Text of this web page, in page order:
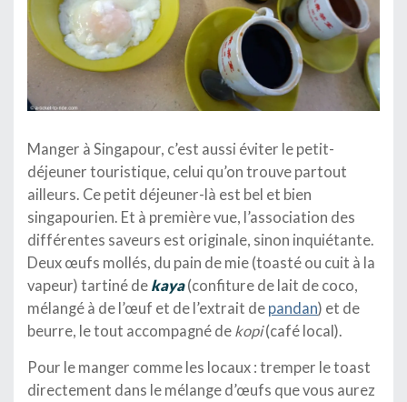
Manger à Singapour, c’est aussi éviter le petit-
déjeuner touristique, celui qu’on trouve partout
ailleurs. Ce petit déjeuner-là est bel et bien
singapourien. Et à première vue, l’association des
différentes saveurs est originale, sinon inquiétante.
Deux œufs mollés, du pain de mie (toasté ou cuit à la
vapeur) tartiné de kaya (confiture de lait de coco,
mélangé à de l’œuf et de l’extrait de pandan) et de
beurre, le tout accompagné de kopi(café local).
Pour le manger comme les locaux : tremper le toast
directement dans le mélange d’œufs que vous aurez